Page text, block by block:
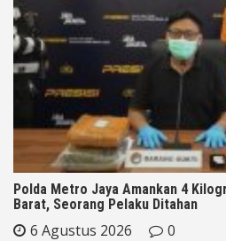
Polda Metro Jaya Amankan 4
Barat, Seorang Pelaku Ditahan
6 Agustus 2026 0